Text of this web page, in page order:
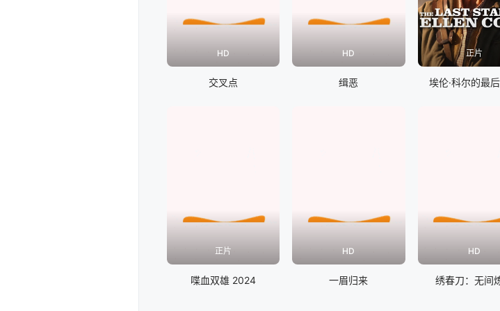
HD
交叉点
HD
缉恶
正片
埃伦·科尔的最
正片
喋血双雄 2024
HD
一眉归来
HD
绣春刀：无间